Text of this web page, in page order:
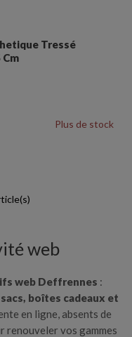
Tressé
Plus de stock
web
web Deffrennes :
boîtes cadeaux et
en ligne, absents de
renouveler vos gammes